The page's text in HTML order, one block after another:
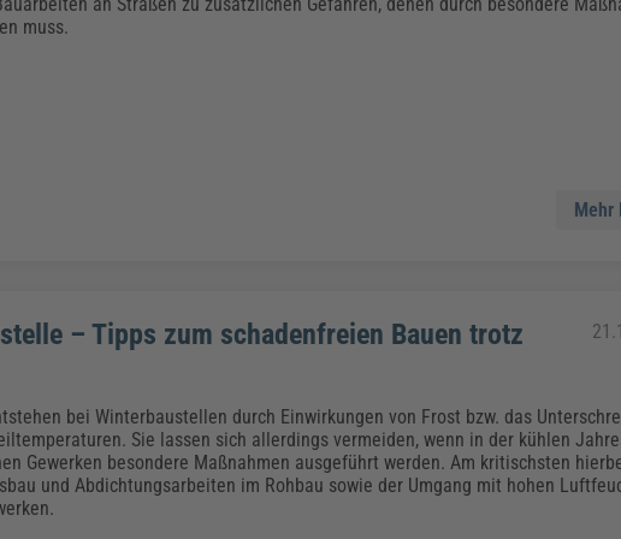
Künstliche Intelligenz
muss.
Mehr
– Tipps zum schadenfreien Bauen trotz
bei Winterbaustellen durch Einwirkungen von Frost bzw. das
Sie lassen sich allerdings vermeiden, wenn in der kühlen
Gewerken besondere Maßnahmen ausgeführt werden. Am kritischsten
und Abdichtungsarbeiten im Rohbau sowie der Umgang mit hohen